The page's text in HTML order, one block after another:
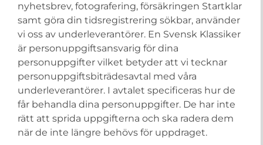
nyhetsbrev, fotografering, försäkringen Startklar
samt göra din tidsregistrering sökbar, använder
vi oss av underleverantörer. En Svensk Klassiker
är personuppgiftsansvarig för dina
personuppgifter vilket betyder att vi tecknar
personuppgiftsbiträdesavtal med våra
underleverantörer. I avtalet specificeras hur de
får behandla dina personuppgifter. De har inte
rätt att sprida uppgifterna och ska radera dem
när de inte längre behövs för uppdraget.